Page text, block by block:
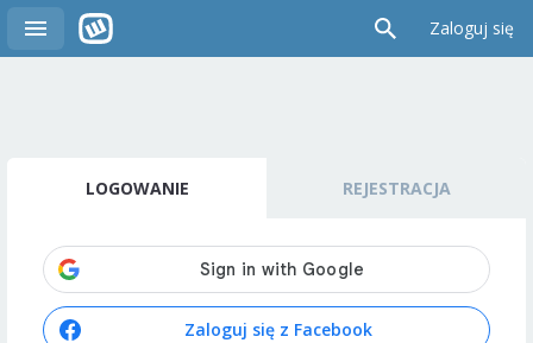
Zaloguj się
LOGOWANIE REJESTRACJA
Zaloguj się z Facebook